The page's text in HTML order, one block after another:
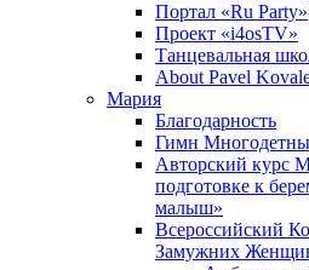
Портал «Ru Party»
Проект «i4osTV»
Танцевальная
About Pavel
Мария
Благодарность
Гимн
Авторский курс
подготовке к
малыш»
Всероссийский
Замужних